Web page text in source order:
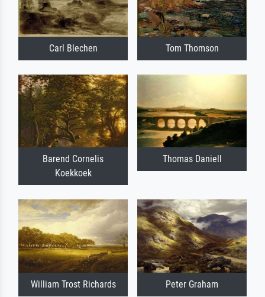
Carl Blechen Tom Thomson
Barend Cornelis
Koekkoek
Thomas Daniell
William Trost Richards Peter Graham